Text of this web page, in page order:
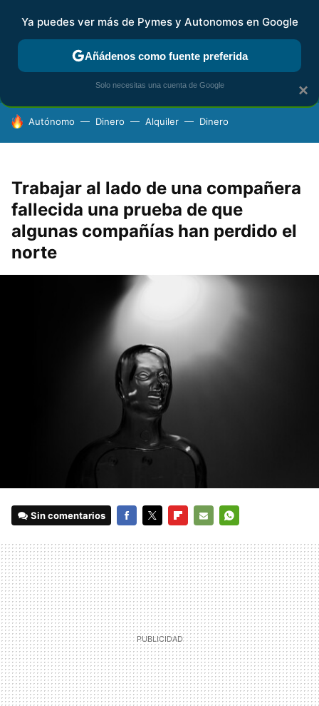
FISCALIDAD Y CONTABILIDAD KIT DIGITAL RENTA
HOY SE HABLA DE
Autónomo Dinero Alquiler Dinero
Trabajar al lado de una compañera
fallecida una prueba de que
algunas compañías han perdido el
norte
Sin comentarios
MAIL
×
Ya puedes ver más de Pymes y Autonomos en Google
Añádenos como fuente preferida
Solo necesitas una cuenta de Google